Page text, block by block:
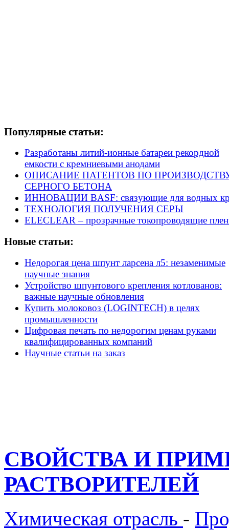
Популярные статьи:
Разработаны литий-ионные батареи рекордной
емкости с кремниевыми анодами
ОПИСАНИЕ ПАТЕНТОВ ПО
СЕРНОГО БЕТОНА
ИННОВАЦИИ BASF: связующие для водных
ТЕХНОЛОГИЯ ПОЛУЧЕНИЯ СЕРЫ
ELECLEAR – прозрачные токопроводящие
Новые статьи:
Недорогая цена шпунт ларсена л5: незаменимые
научные знания
Устройство шпунтового крепления котлованов:
важные научные обновления
Купить молоковоз (LOGINTECH) в целях
промышленности
Цифровая печать по недорогим ценам руками
квалифицированных компаний
Научные статьи на заказ
СВОЙСТВА И
РАСТВОРИТЕЛЕЙ
Химическая отрасль -